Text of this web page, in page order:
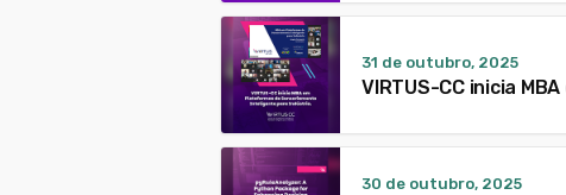
31 de outubro, 2025
VIRTUS-CC inicia
30 de outubro, 2025